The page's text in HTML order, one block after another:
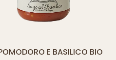
[yith_compare_button]
E BASILICO BIO